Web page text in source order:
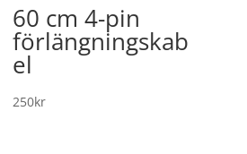
60 cm 4-pin
förlängningskab
el
250kr